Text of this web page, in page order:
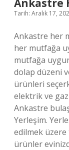
Ankastre
Tarih: Aralık 17,
Ankastre her
her mutfağa
mutfağa
dolap düzeni
ürünleri
elektrik ve gaz
Ankastre
Yerleşim.
edilmek üzere
ürünler